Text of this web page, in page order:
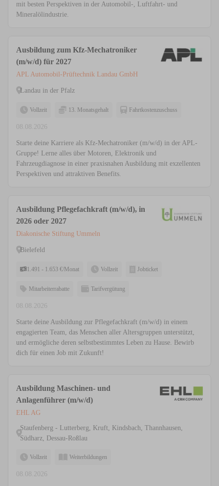
mit besten Perspektiven in der Automobil-, Luftfahrt- und
Mineralölindustrie.
Ausbildung zum Kfz-Mechatroniker
(m/w/d) für 2027
APL Automobil-Prüftechnik Landau GmbH
Landau in der Pfalz
Vollzeit 13. Monatsgehalt Fahrtkostenzuschuss
08.08.2026
Starte deine Karriere als Kfz-Mechatroniker (m/w/d) in der APL-
Gruppe! Lerne alles über Motoren, Elektronik und
Fahrzeugdiagnose in einer praxisnahen Ausbildung mit exzellenten
Perspektiven und attraktiven Benefits.
Ausbildung Pflegefachkraft (m/w/d), in
2026 oder 2027
Diakonische Stiftung Ummeln
Bielefeld
1.491 - 1.653 €/Monat Vollzeit Jobticket
Mitarbeiterrabatte Tarifvergütung
08.08.2026
Starte deine Ausbildung zur Pflegefachkraft (m/w/d) in einem
engagierten Team, das Menschen aller Altersgruppen unterstützt,
und ermögliche deren selbstbestimmtes Leben zu Hause. Bewirb
dich für einen Job mit Zukunft!
Ausbildung Maschinen- und
Anlagenführer (m/w/d)
EHL AG
Staufenberg - Lutterberg, Kruft, Kindsbach, Thannhausen,
Südharz, Dessau-Roßlau
Vollzeit Weiterbildungen
08.08.2026